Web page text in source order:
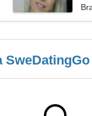
SweDatingGo